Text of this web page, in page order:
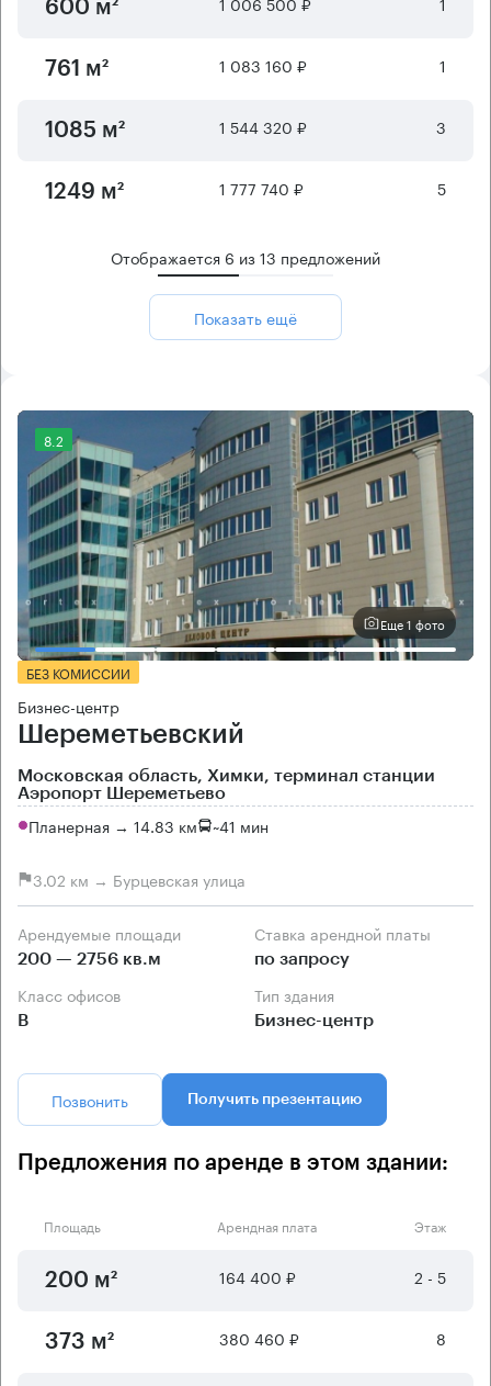
600 м²
761 м² 1 083 160 ₽ 1
1085 м² 1 544 320 ₽ 3
1249 м² 1 777 740 ₽ 5
Отображается 6 из13 предложений
Показать ещё
8.2
Еще 1 фото
БЕЗ КОМИССИИ
Бизнес-центр
Шереметьевский
Московская область, Химки, терминал станции
Аэропорт Шереметьево
Планерная → 14.83 км ~41 мин
3.02 км → Бурцевская улица
Арендуемые площади
200 — 2756 кв.м
Ставка арендной платы
по запросу
Класс офисов
B
Тип здания
Бизнес-центр
Позвонить Получить презентацию
Предложения по аренде в этом здании:
Площадь Арендная плата Этаж
200 м² 164 400 ₽ 2 - 5
373 м² 380 460 ₽ 8